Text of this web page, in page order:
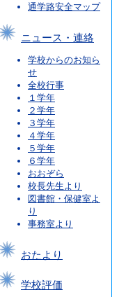
通学路安全マップ
ニュース・連絡
学校からのお知ら
せ
全校行事
１学年
２学年
３学年
４学年
５学年
６学年
おおぞら
校長先生より
図書館・保健室よ
り
事務室より
おたより
学校評価